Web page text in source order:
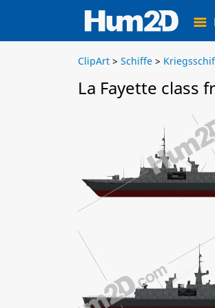
ClipArt > Schiffe >
La Fayette class